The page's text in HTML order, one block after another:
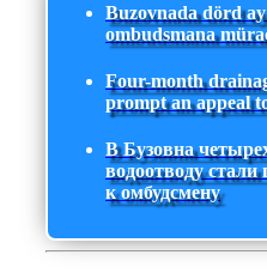
Buzovnada dörd
ombudsmana
Four-month
prompt an appeal
В Бузовна
водоотводу
к омбудсмену